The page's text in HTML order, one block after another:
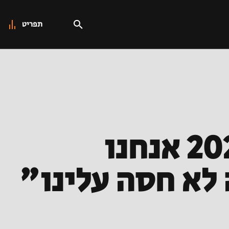
תפריט
"זה כמו כדור בראש, מאז ינואר 2025 אנחנו
לא חסה עלינו"